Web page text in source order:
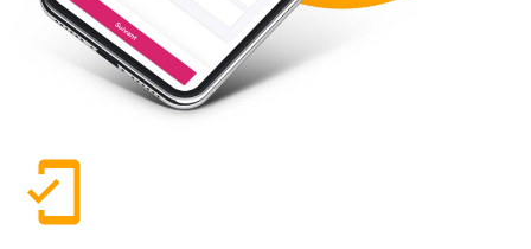
mobile_friendly